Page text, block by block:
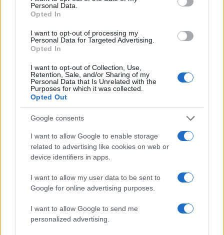
Personal Data.
Opted In
I want to opt-out of processing my
Personal Data for Targeted Advertising.
Opted In
I want to opt-out of Collection, Use,
Retention, Sale, and/or Sharing of my
Personal Data that Is Unrelated with the
Purposes for which it was collected.
Opted Out
Google consents
I want to allow Google to enable storage
related to advertising like cookies on web or
device identifiers in apps.
I want to allow my user data to be sent to
Google for online advertising purposes.
I want to allow Google to send me
personalized advertising.
με τις κόρες της λίγο πριν το Πάσχα!
09.04.2015
News
Ορέστης Τζιόβας: Βραδινή έξοδος με τη
25.02.2015
News
Λάμπης Λιβιεράτος: Με την κόρη του
Δανάη στην προπόνηση βόλεϋ της
23.01.2015
News
του με το ταχύπλοο! Φωτογραφίες
18.01.2015
News
Η κόρη του Λάμπη Λιβιεράτου Δανάη